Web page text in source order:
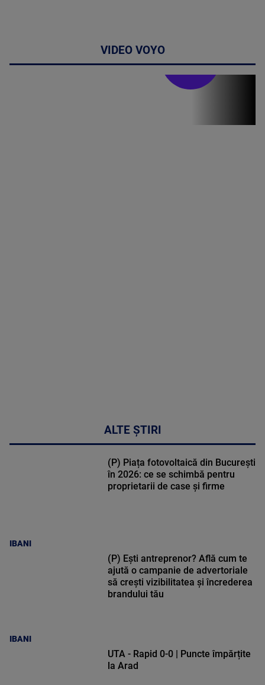
VIDEO VOYO
Stirile PRO TV
ALTE ȘTIRI
IBANI
(P) Piața fotovoltaică din București
în 2026: ce se schimbă pentru
proprietarii de case și firme
IBANI
(P) Ești antreprenor? Află cum te
ajută o campanie de advertoriale
să crești vizibilitatea și încrederea
brandului tău
UTA - Rapid 0-0 | Puncte împărțite
la Arad